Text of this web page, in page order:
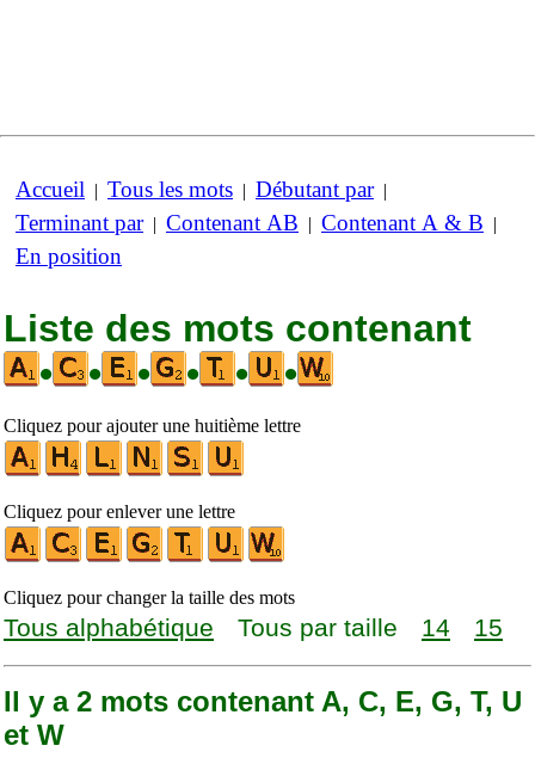
Accueil | Tous les mots | Débutant par|
Terminant par| Contenant AB | Contenant A & B |
En position
Liste des mots contenant
•
• • • • •
Cliquez pour ajouter une huitième lettre
Cliquez pour enlever une lettre
Cliquez pour changer la taille des mots
Tous alphabétique Tous par taille 14 15
Il y a 2 mots contenant A, C, E, G, T, U
et W